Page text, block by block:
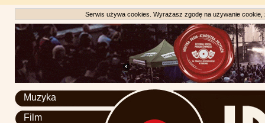
Serwis używa cookies. Wyrażasz zgodę na używanie
Muzyka
Film